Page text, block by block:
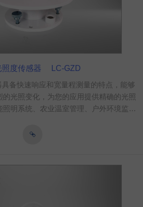
照度传感器 LC-GZD
备快速响应和宽量程测量的特点，能够
光照变化，为您的应用提供精确的光照
明系统、农业温室管理、户外环境监测
环境的舒适度与效率。